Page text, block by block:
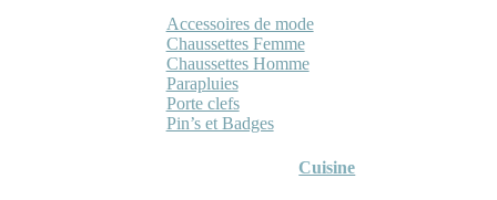
Accessoires de mode
Chaussettes Femme
Chaussettes Homme
Parapluies
Porte clefs
Pin’s et Badges
Cuisine